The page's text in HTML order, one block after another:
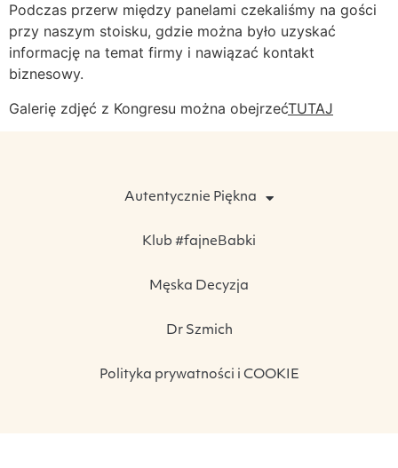
Podczas przerw między panelami czekaliśmy na gości
przy naszym stoisku, gdzie można było uzyskać
informację na temat firmy i nawiązać kontakt
biznesowy.
Galerię zdjęć z Kongresu można obejrzećTUTAJ
Autentycznie Piękna
Klub #fajneBabki
Męska Decyzja
Dr Szmich
Polityka prywatności i COOKIE